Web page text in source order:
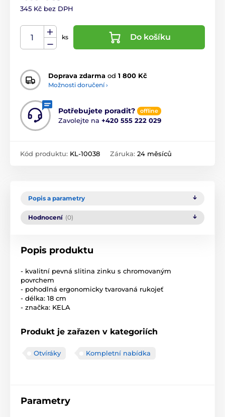
345 Kč bez DPH
ks Do košíku
Doprava zdarma od 1 800 Kč
Možnosti doručení ›
Potřebujete poradit? offline
Zavolejte na +420 555 222 029
Kód produktu: KL-10038 Záruka: 24 měsíců
Popis a parametry
Hodnocení (0)
Popis produktu
- kvalitní pevná slitina zinku s chromovaným
povrchem
- pohodlná ergonomicky tvarovaná rukojeť
- délka: 18 cm
- značka: KELA
Produkt je zařazen v kategoriích
Otvíráky Kompletní nabídka
Parametry